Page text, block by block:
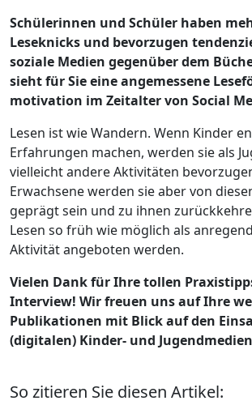
Schülerinnen und Schüler haben
Leseknicks und bevorzugen
soziale Medien gegenüber dem
sieht für Sie eine angemessene
motivation im Zeitalter von Social
Lesen ist wie Wandern. Wenn Kinder
Erfahrungen machen, werden sie als
vielleicht andere Aktivitäten
Erwachsene werden sie aber von
geprägt sein und zu ihnen
Lesen so früh wie möglich als
Aktivität angeboten werden.
Vielen Dank für Ihre tollen
Interview! Wir freuen uns auf Ihre
Publikationen mit Blick auf den
(digitalen) Kinder- und
So zitieren Sie diesen Artikel: